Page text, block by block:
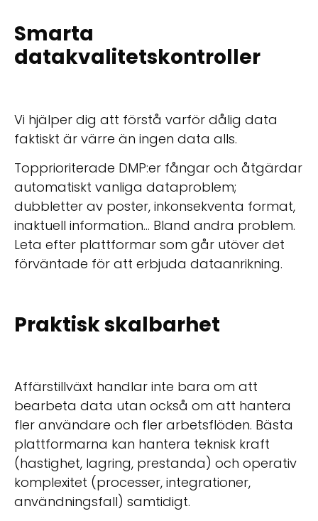
Smarta
datakvalitetskontroller
Vi hjälper dig att förstå varför dålig data
faktiskt är värre än ingen data alls.
Topprioriterade DMP:er fångar och åtgärdar
automatiskt vanliga dataproblem;
dubbletter av poster, inkonsekventa format,
inaktuell information… Bland andra problem.
Leta efter plattformar som går utöver det
förväntade för att erbjuda dataanrikning.
Praktisk skalbarhet
Affärstillväxt handlar inte bara om att
bearbeta data utan också om att hantera
fler användare och fler arbetsflöden. Bästa
plattformarna kan hantera teknisk kraft
(hastighet, lagring, prestanda) och operativ
komplexitet (processer, integrationer,
användningsfall) samtidigt.